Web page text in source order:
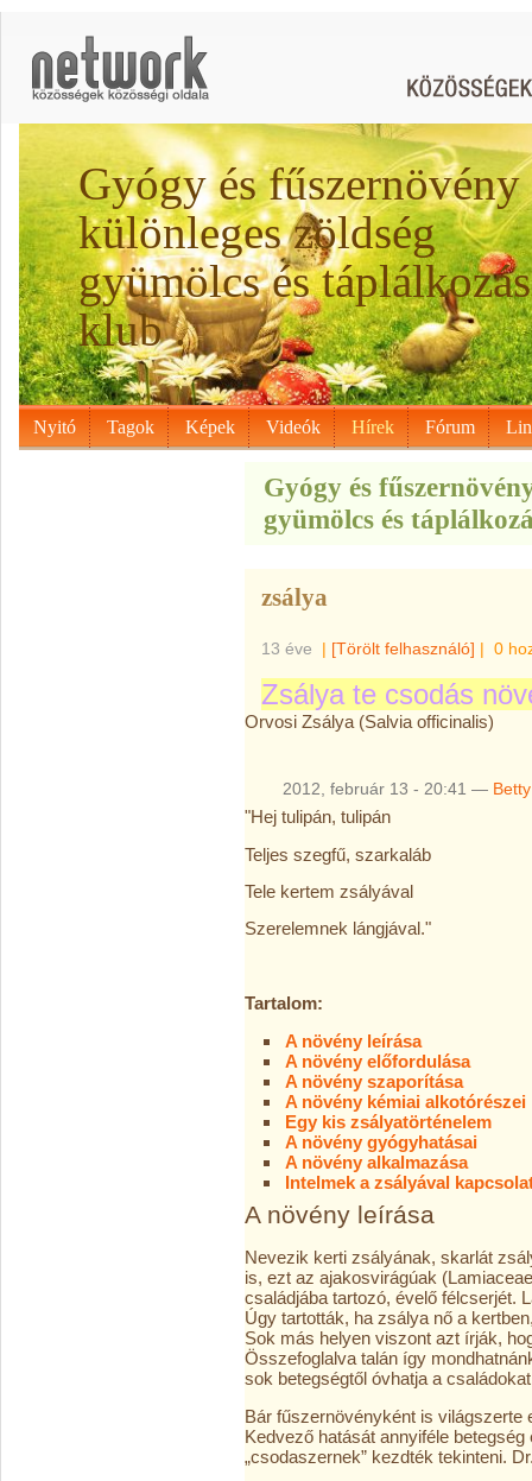
Gyógy és fűszernövény
különleges zöldség
gyümölcs és táplálkozás
klub .
Nyitó Tagok Képek Videók Hírek Fórum
Gyógy és
gyümölcs és
zsálya
13 éve | [Törölt felhasználó] | 0
Zsálya te csodás
Orvosi Zsálya (Salvia officinalis)
on
email
Share
on
print
2012, február 13 - 20:41 — Betty
"Hej tulipán, tulipán
Teljes szegfű, szarkaláb
Tele kertem zsályával
Szerelemnek lángjával."
Tartalom:
A növény leírása
A növény előfordulása
A növény szaporítása
A növény kémiai alkotórészei
Egy kis zsályatörténelem
A növény gyógyhatásai
A növény alkalmazása
Intelmek a zsályával
A növény leírása
Nevezik kerti zsályának, skarlát
is, ezt az ajakosvirágúak
családjába tartozó, évelő félcserjét.
Úgy tartották, ha zsálya nő a
Sok más helyen viszont azt írják,
Összefoglalva talán így
sok betegségtől óvhatja a
Bár fűszernövényként is világszerte
Kedvező hatását annyiféle
„csodaszernek” kezdték tekinteni.